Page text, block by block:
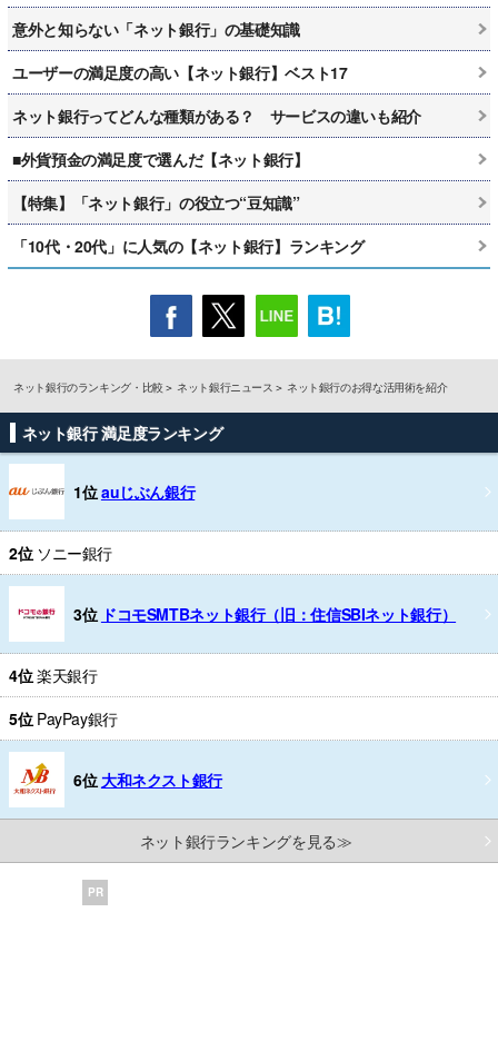
意外と知らない「ネット銀行」の基礎知識
ユーザーの満足度の高い【ネット銀行】ベスト17
ネット銀行ってどんな種類がある？ サービスの違いも紹介
■外貨預金の満足度で選んだ【ネット銀行】
【特集】「ネット銀行」の役立つ“豆知識”
「10代・20代」に人気の【ネット銀行】ランキング
ネット銀行のランキング・比較 ネット銀行ニュース ネット銀行のお得な活用術を紹介
ネット銀行 満足度ランキング
1位auじぶん銀行
2位 ソニー銀行
3位 ドコモSMTBネット銀行（旧：住信SBIネット銀行）
4位楽天銀行
5位 PayPay銀行
6位 大和ネクスト銀行
ネット銀行ランキングを見る≫
PR